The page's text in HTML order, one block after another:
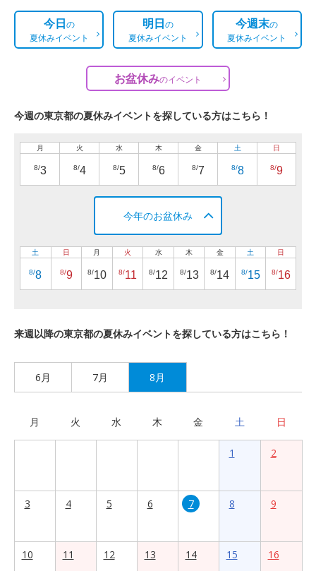
今日の
夏休みイベント
明日の
夏休みイベント
今週末の
夏休みイベント
お盆休みのイベント
今週の東京都の夏休みイベントを探している方はこちら！
月
8/3
火
8/4
水
8/5
木
8/6
金
8/7
土
8/8
日
8/9
今年のお盆休み
土
8/8
日
8/9
月
8/10
火
8/11
水
8/12
木
8/13
金
8/14
土
8/15
日
8/16
来週以降の東京都の夏休みイベントを探している方はこちら！
6月 7月 8月
月 火 水 木 金 土 日
1 2
3 4 5 6 7 8 9
10
11
12
13
14
15
16